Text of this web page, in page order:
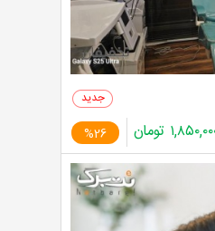
%26 تومان